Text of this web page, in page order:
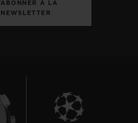
À LA
NEWSLETTER